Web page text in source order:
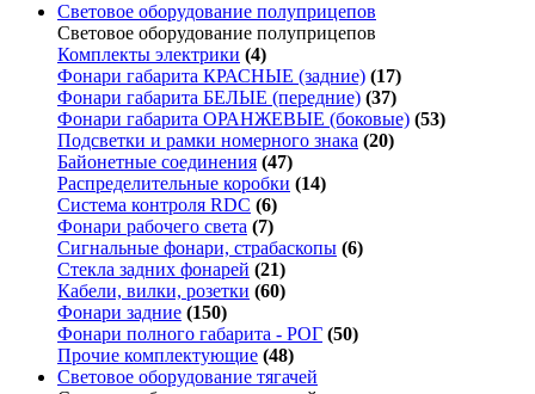
Световое оборудование полуприцепов
Световое оборудование полуприцепов
Комплекты электрики (4)
Фонари габарита КРАСНЫЕ (задние) (17)
Фонари габарита БЕЛЫЕ (передние) (37)
Фонари габарита ОРАНЖЕВЫЕ (боковые) (53)
Подсветки и рамки номерного знака (20)
Байонетные соединения (47)
Распределительные коробки (14)
Система контроля RDC (6)
Фонари рабочего света (7)
Сигнальные фонари, страбаскопы (6)
Стекла задних фонарей (21)
Кабели, вилки, розетки (60)
Фонари задние (150)
Фонари полного габарита - РОГ (50)
Прочие комплектующие (48)
Световое оборудование тягачей